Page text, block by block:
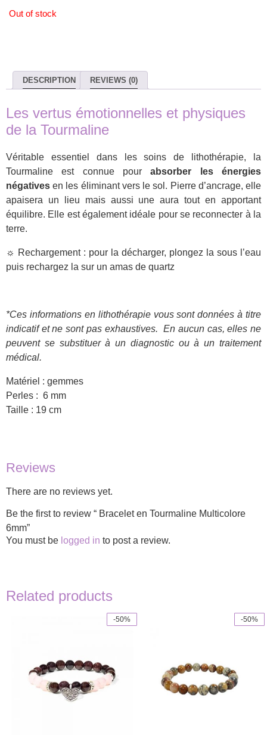
Out of stock
DESCRIPTION REVIEWS (0)
Les vertus émotionnelles et physiques
de la Tourmaline
Véritable essentiel dans les soins de lithothérapie, la
Tourmaline est connue pourabsorber les énergies
négatives en les éliminant vers le sol. Pierre d’ancrage, elle
apaisera un lieu mais aussi une aura tout en apportant
équilibre. Elle est également idéale pour se reconnecter à la
terre.
☼ Rechargement : pour la décharger, plongez la sous l’eau
puis rechargez la sur un amas de quartz
*Ces informations en lithothérapie vous sont données à titre
indicatif et ne sont pas exhaustives.En aucun cas, elles ne
peuvent se substituer à un diagnostic ou à un traitement
médical.
Matériel : gemmes
Perles : 6 mm
Taille : 19 cm
Reviews
There are no reviews yet.
Be the first to review “​ Bracelet en Tourmaline Multicolore
6mm”
You must be logged in to post a review.
Related products
-50% -50%